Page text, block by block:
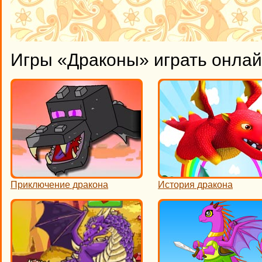
Игры «Драконы» играть
Приключение дракона История дракона